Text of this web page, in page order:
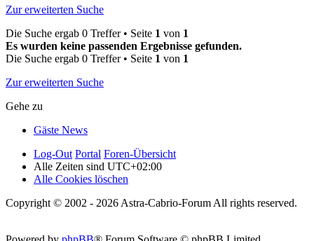
Zur erweiterten Suche
Die Suche ergab 0 Treffer • Seite 1 von 1
Es wurden keine passenden Ergebnisse gefunden.
Die Suche ergab 0 Treffer • Seite 1 von 1
Zur erweiterten Suche
Gehe zu
Gäste News
Log-Out Portal Foren-Übersicht
Alle Zeiten sind UTC+02:00
Alle Cookies löschen
Copyright © 2002 - 2026 Astra-Cabrio-Forum All rights reserved.